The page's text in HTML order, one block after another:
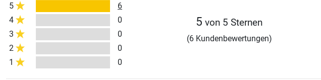
5
6
4
0
3
0
2
0
1
0
5 von 5 Sternen
(6 Kundenbewertungen)